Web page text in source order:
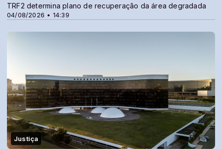
04/08/2026 • 14:39
TRF2 determina plano de recuperação da área degradada
Justiça